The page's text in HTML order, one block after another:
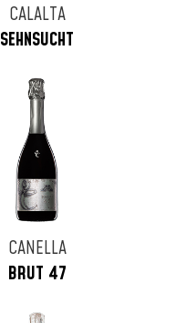
CALALTA
SEHNSUCHT
CANELLA
BRUT 47